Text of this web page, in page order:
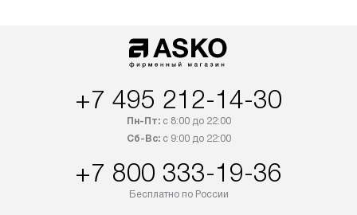
оплачивается дополнительно.
Возможна доставка товаров
+7 495 212-14-30
Пн-Пт:с 8:00 до 22:00
Сб-Вс:с 9:00 до 22:00
+7 800 333-19-36
Бесплатно по России